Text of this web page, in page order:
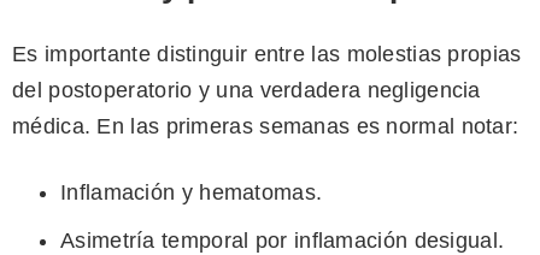
Es importante distinguir entre las molestias propias
del postoperatorio y una verdadera negligencia
médica. En las primeras semanas es normal notar:
Inflamación y hematomas.
Asimetría temporal por inflamación desigual.